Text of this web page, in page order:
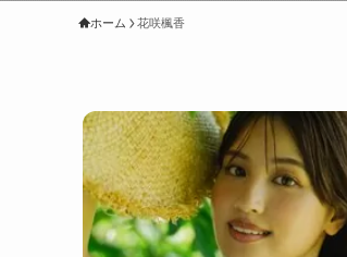
ホーム 花咲楓香